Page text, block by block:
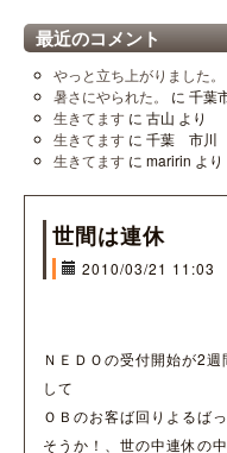
最近のコメント
やっと立ち上がりました。
暑さにやられた。
に 千葉
生きてます に 古山 より
生きてます に 千葉 市川
生きてます に maririn より
世間は連休
2010/03/21 11:03
ＮＥＤＯの受付開始が2
して
ＯＢのお客ば回りよるば
そうか！、世の中連休の中